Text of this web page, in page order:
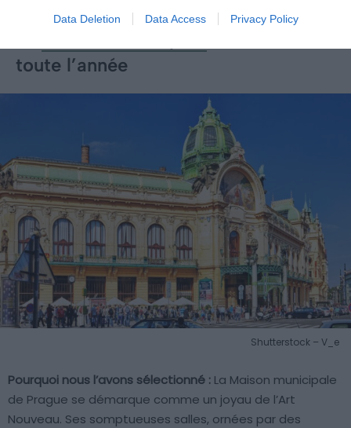
Data Deletion Data Access Privacy Policy
toute l’année
Shutterstock – V_e
Pourquoi nous l’avons sélectionné : La Maison municipale
de Prague se démarque comme un joyau de l’Art
Nouveau. Ses somptueuses salles, ornées par des